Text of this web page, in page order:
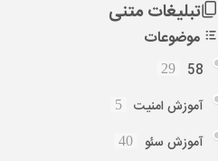
تبلیغات متنی
موضوعات
58
29
آموزش امنیت 5
آموزش سئو 40